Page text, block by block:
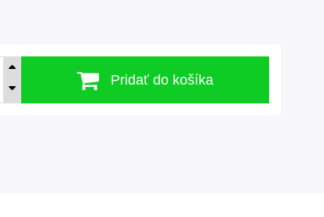
Pridať do košíka